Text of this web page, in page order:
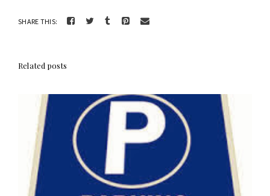
SHARE THIS:
Related posts